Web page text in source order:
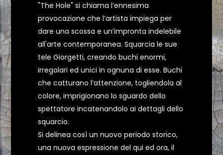
"The Hole" si chiama l’ennesima
provocazione che l’artista impiega per
dare una scossa e un’impronta indelebile
all'arte contemporanea. Squarcia le sue
tele Giorgetti, creando buchi enormi,
irregolari ed unici in ognuna di esse. Buchi
che catturano l’attenzione, togliendola al
colore, imprigionano lo sguardo dello
spettatore incatenandolo ai dettagli dello
squarcio.
Si delinea così un nuovo periodo storico,
una nuova espressione del qui ed ora, il